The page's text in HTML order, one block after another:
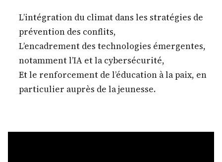
L’intégration du climat dans les stratégies de
prévention des conflits,
L’encadrement des technologies émergentes,
notamment l’IA et la cybersécurité,
Et le renforcement de l’éducation à la paix, en
particulier auprès de la jeunesse.